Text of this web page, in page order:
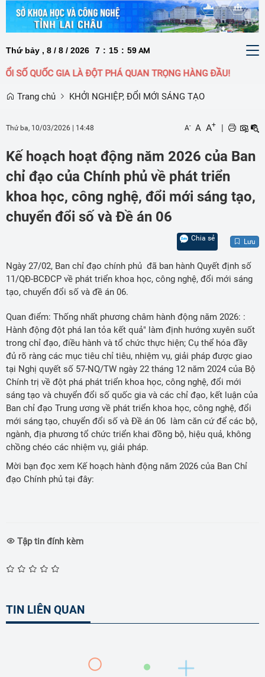
Thứ bảy , 8 / 8 / 2026 7 : 15 : 59 AM
SỐ QUỐC GIA LÀ ĐỘT PHÁ QUAN TRỌNG HÀNG ĐẦU!
Trang chủ KHỞI NGHIỆP, ĐỔI MỚI SÁNG TẠO
Thứ ba, 10/03/2026 14:48 A- A A+ |
Kế hoạch hoạt động năm 2026 của Ban
chỉ đạo của Chính phủ về phát triển
khoa học, công nghệ, đổi mới sáng tạo,
chuyển đổi số và Đề án 06
Chia sẻ Lưu
Ngày 27/02, Ban chỉ đạo chính phủ đã ban hành Quyết định số
11/QĐ-BCĐCP về phát triển khoa học, công nghệ, đổi mới sáng
tạo, chuyển đổi số và đề án 06.
Quan điểm: Thống nhất phương châm hành động năm 2026: :
Hành động đột phá lan tỏa kết quả" làm định hướng xuyên suốt
trong chỉ đạo, điều hành và tổ chức thực hiện; Cụ thể hóa đầy
đủ rõ ràng các mục tiêu chỉ tiêu, nhiệm vụ, giải pháp được giao
tại Nghị quyết số 57-NQ/TW ngày 22 tháng 12 năm 2024 của Bộ
Chính trị về đột phá phát triển khoa học, công nghệ, đổi mới
sáng tạo và chuyển đổi số quốc gia và các chỉ đạo, kết luận của
Ban chỉ đạo Trung ương về phát triển khoa học, công nghệ, đổi
mới sáng tạo, chuyển đổi số và Đề án 06 làm căn cứ để các bộ,
ngành, địa phương tổ chức triển khai đồng bộ, hiệu quả, không
chồng chéo các nhiệm vụ, giải pháp.
Mời bạn đọc xem Kế hoạch hành động năm 2026 của Ban Chỉ
đạo Chính phủ tại đây:
Tập tin đính kèm
TIN LIÊN QUAN